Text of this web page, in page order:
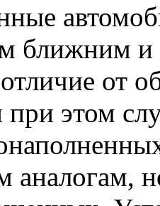
ближним и
от
при этом
аналогам,